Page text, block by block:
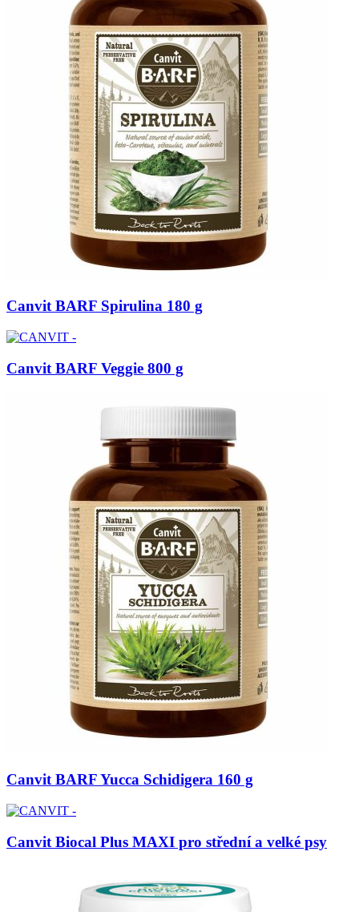
Canvit BARF Spirulina 180 g
Canvit BARF Veggie 800 g
Canvit BARF Yucca Schidigera 160 g
Canvit Biocal Plus MAXI pro střední a velké psy